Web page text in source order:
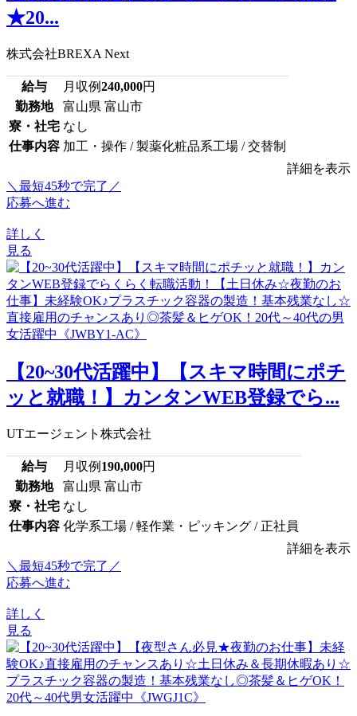
★20...
株式会社BREXA Next
給与 月収例240,000円
勤務地
富山県 富山市
寮・社宅 なし
仕事内容 加工・操作 / 製薬化粧品系工場 / 交替制
詳細を表示
＼最短45秒で完了／
応募へ進む
詳しく
見る
【20~30代活躍中】【スキマ時間にポチ
ッと就職！】カンタンWEB登録でら...
UTエージェント株式会社
給与 月収例 190,000円
勤務地
富山県 富山市
寮・社宅 なし
仕事内容 化学系工場 / 軽作業・ピッキング / 正社員
詳細を表示
＼最短45秒で完了／
応募へ進む
詳しく
見る